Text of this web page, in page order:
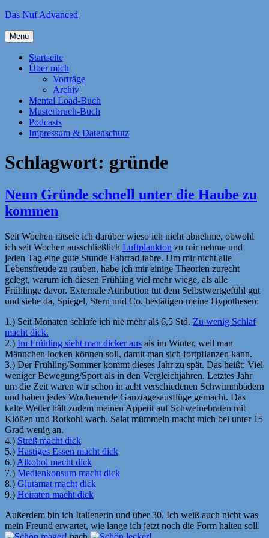
Zum
springen
Das Nuf Advanced
Menü
Startseite
Über mich
Vorträge
Archiv
Mental Load-Buch
Musterbruch-Buch
Podcasts
Impressum & Datenschutz
Schlagwort: gründe
Neun Gründe schnell unter die Haube zu
kommen
Seit Wochen rätsele ich darüber wieso ich nicht abnehme, obwohl
ich seit Wochen ausschließlich Luftplankton zu mir nehme und
jeden Tag eine gute Stunde Fahrrad fahre. Um mir nicht alle
Lebensfreude zu rauben, habe ich mir einige Theorien zurecht
gelegt, warum ich diesen Frühling viel mehr wiege, als alle
Frühlinge davor. Externale Attribution tut dem Selbstwertgefühl gut
und siehe da, Spiegel, Stern und Co. bestätigen meine Hypothesen:
1.) Seit Monaten schlafe ich nie mehr als 6,5 Std. Zu wenig Schlaf
macht dick.
2.) Im Frühling sieht man dicker aus als im Winter, weil man
Männchen locken können soll, damit man sich fortpflanzen kann.
3.) Der Frühling/Sommer kommt dieses Jahr zu spät. Das heißt: Viel
weniger Bewegung/Sport als in den Vergleichjahren. Letztes Jahr
um die Zeit waren wir schon in acht verschiedenen Schwimmbädern
und haben jedes Wochenende Ganztagesausflüge gemacht. Das
kalte Wetter hält zudem meinen Appetit auf Schweinebraten mit
Klößen und Rotkohl wach. Salat mümmeln macht mich bei unter 15
Grad wenig an.
4.) Streß macht dick
5.) Hastiges Essen macht dick
6.) Alkohol macht dick
7.) Medienkonsum macht dick
8.) Glutamat macht dick
9.) Heiraten macht dick
Außerdem bin ich Italienerin und über 30. Ich weiß auch nicht was
mein Freund erwartet, wie lange ich jetzt noch die Form halten soll.